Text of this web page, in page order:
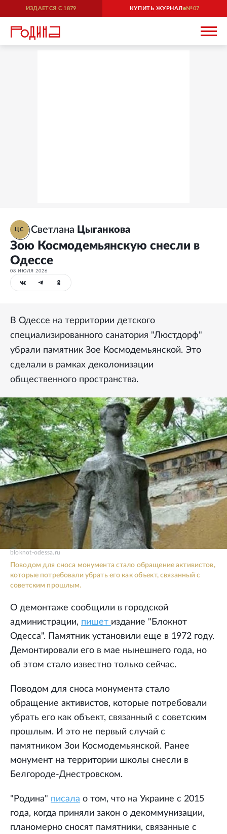
ИЗДАЕТСЯ С 1879 КУПИТЬ ЖУРНАЛ 07
ЦС Светлана Цыганкова
Зою Космодемьянскую снесли в
Одессе
08 ИЮЛЯ 2026
В Одессе на территории детского
специализированного санатория "Люстдорф"
убрали памятник Зое Космодемьянской. Это
сделали в рамках деколонизации
общественного пространства.
bloknot-odessa.ru
Поводом для сноса монумента стало обращение активистов,
которые потребовали убрать его как объект, связанный с
советским прошлым.
О демонтаже сообщили в городской
администрации, пишет издание "Блокнот
Одесса". Памятник установили еще в 1972 году.
Демонтировали его в мае нынешнего года, но
об этом стало известно только сейчас.
Поводом для сноса монумента стало
обращение активистов, которые потребовали
убрать его как объект, связанный с советским
прошлым. И это не первый случай с
памятником Зои Космодемьянской. Ранее
монумент на территории школы снесли в
Белгороде-Днестровском.
"Родина" писала о том, что на Украине с 2015
года, когда приняли закон о декоммунизации,
планомерно сносят памятники, связанные с